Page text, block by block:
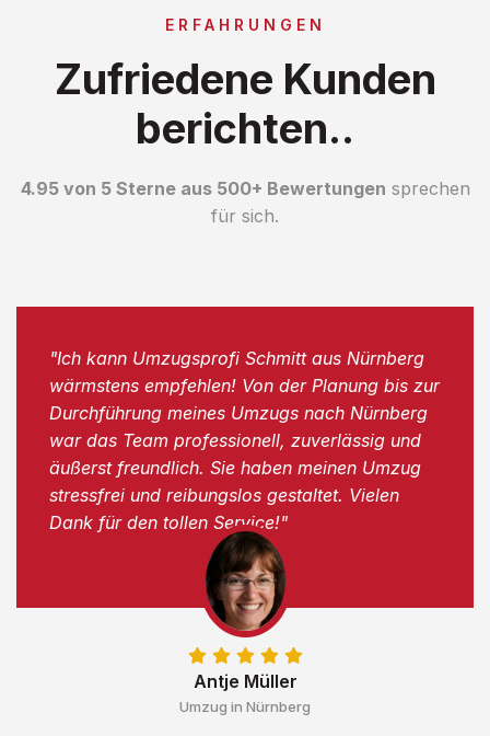
ERFAHRUNGEN
Zufriedene Kunden
berichten..
4.95 von 5 Sterne aus 500+ Bewertungen sprechen
für sich.
Antje Müller
Umzug in Nürnberg
"Ich kann Umzugsprofi Schmitt aus Nürnberg
wärmstens empfehlen! Von der Planung bis zur
Durchführung meines Umzugs nach Nürnberg
war das Team professionell, zuverlässig und
äußerst freundlich. Sie haben meinen Umzug
stressfrei und reibungslos gestaltet. Vielen
Dank für den tollen Service!"